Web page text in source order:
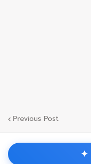
Previous Post
✦